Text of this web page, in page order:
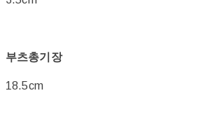
부츠총기장
18.5cm